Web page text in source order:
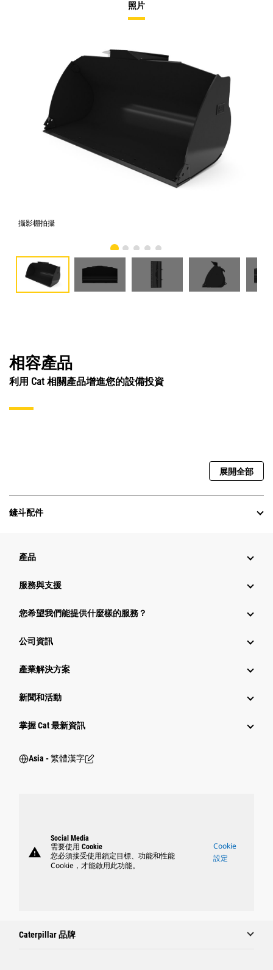
照片
攝影棚拍攝
相容產品
利用 Cat 相關產品增進您的設備投資
展開全部
鏟斗配件
產品
服務與支援
您希望我們能提供什麼樣的服務？
公司資訊
產業解決方案
新聞和活動
掌握 Cat 最新資訊
Asia - 繁體漢字
warning
Social Media
需要使用 Cookie
您必須接受使用鎖定目標、功能和性能
Cookie，才能啟用此功能。
Cookie
設定
Caterpillar 品牌